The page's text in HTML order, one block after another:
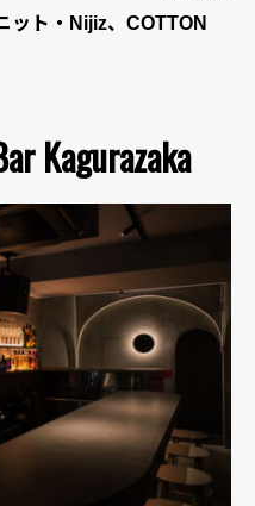
ット・Nijiz、COTTON
Kagurazaka